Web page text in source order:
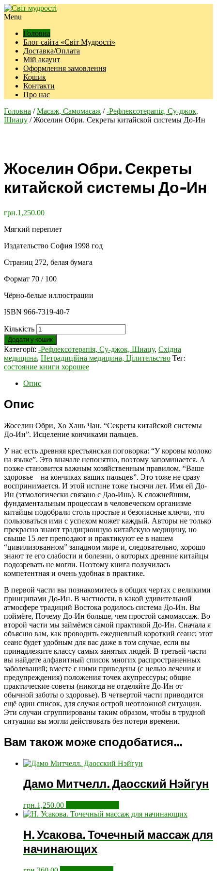
Menu
Головна
Блог сайта «Світ Мудрості»
Доставка/Оплата
Мій акаунт
Оформлення замовлення
Кошик
Контакти
Про нас
Головна /Масаж, Самомасаж /-Рефлексотерапія, Су-джок,
Шиацу / Жоселин Обри. Секреты китайской системы До-Ин
Жоселин Обри. Секреты
китайской системы До-Ин
грн.1,250.00
Мягкий переплет
Издательство София 1998 год
Страниц 272, белая бумага
Формат 70 / 100
Чёрно-белые иллюстрации
ISBN 966-7319-40-7
Кількість
Додати у кошик
Категорії: -Рефлексотерапія, Су-джок, Шиацу, Східна
медицина, Нетрадиційна медицина, Цілительство Тег:
состояние книги хорошее
Опис
Опис
Жоселин Обри, Хо Хань Чан. “Секреты китайской системы
До-Ин”. Исцеление кончиками пальцев.
У нас есть древняя крестьянская поговорка: “У коровы молоко
на языке”. Это вначале непонятно, поэтому запоминается. А
позже становится важным хозяйственным правилом. “Ваше
здоровье – на кончиках ваших пальцев”. Это тоже не сразу
воспринимается. И этой истине тоже тысячи лет. Имя ей До-
Ин (этмологически связано с Дао-Инь). К сложнейшим,
фундаментальным процессам в человеческом организме
китайцы подобрали столь простые и безопасные ключи, что
пользоваться ими с успехом может каждый. Авторы не только
прекрасно знают традиционную китайскую медицину, но
свыше 15 лет преподают и практикуют ее в нашем
“цивилизованном” западном мире и, следовательно, хорошо
знают те его слабости и болезни, о которых древние китайцы
подозревать не могли. Поэтому книга получилась
компетентная и очень удобная в практике.
В первой части вы познакомитесь в общих чертах с великими
принципами До-Ин. В частности, в какой удивительной
атмосфере традиций Востока родилось система До-Ин. Вы
поймёте, Почему До-Ин больше, чем простой самомассаж. Во
второй части мы займёмся самой практикой До-Ин. Сначала я
объясню вам, как проводить ежедневный короткий сеанс; этот
сеанс будет удобным для вас даже в том случае, если вы
принадлежите классу самых занятых людей. В третьей части
вы найдете алфавитный список многих распространенных
заболеваний; вместе с ними приведены (с целью лечения и
предупреждения) положения точек акупрессуры; общие
практические советы (никогда не отделяйте До-Ин от
обычной заботы о здоровье). В четвертой части приводится
ещё один список, для случая острой неотложной ситуации.
Эти случаи сгруппированы таким образом, чтобы в трудной
ситуации вы могли действовать без потери времени.
Вам також може сподобатися…
Дамо Митчелл. Даосский Нэйгун
грн.1,250.00
Н. Усакова. Точечный массаж для
начинающих